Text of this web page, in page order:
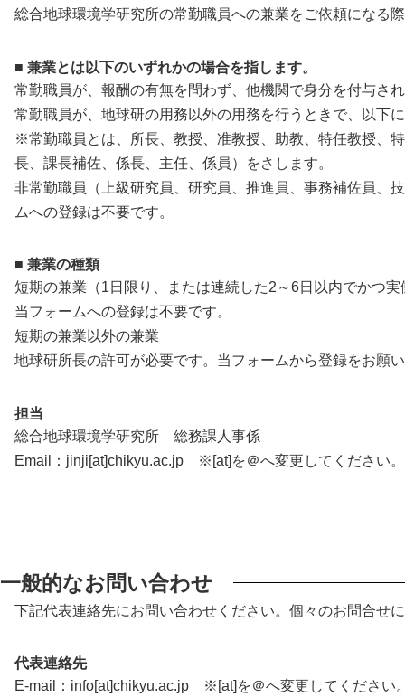
総合地球環境学研究所の常勤職員への兼業をご依頼になる
■ 兼業とは以下のいずれかの場合を指します。
常勤職員が、報酬の有無を問わず、他機関で身分を付与さ
常勤職員が、地球研の用務以外の用務を行うときで、以下
※常勤職員とは、所長、教授、准教授、助教、特任教授、
長、課長補佐、係長、主任、係員）をさします。
非常勤職員（上級研究員、研究員、推進員、事務補佐員、
ムへの登録は不要です。
■ 兼業の種類
短期の兼業（1日限り、または連続した2～6日以内でかつ実
当フォームへの登録は不要です。
短期の兼業以外の兼業
地球研所長の許可が必要です。当フォームから登録をお願
担当
総合地球環境学研究所 総務課人事係
Email：jinji[at]chikyu.ac.jp ※[at]を＠へ変更してください。
一般的なお問い合わせ
下記代表連絡先にお問い合わせください。個々のお問合せ
代表連絡先
E-mail：info[at]chikyu.ac.jp ※[at]を＠へ変更してください